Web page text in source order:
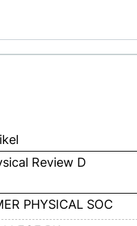
Review D
PHYSICAL SOC